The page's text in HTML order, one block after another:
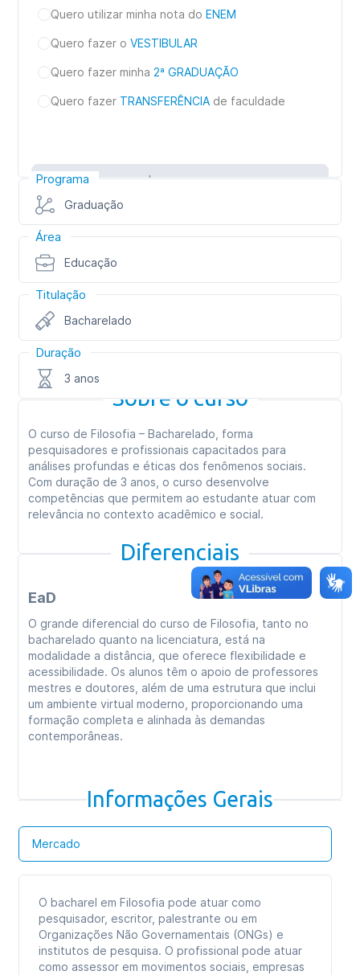
Programa
Graduação
Área
Educação
Titulação
Bacharelado
Duração
3 anos
Sobre o curso
O curso de Filosofia – Bacharelado, forma
pesquisadores e profissionais capacitados para
análises profundas e éticas dos fenômenos sociais.
Com duração de 3 anos, o curso desenvolve
competências que permitem ao estudante atuar com
relevância no contexto acadêmico e social.
Diferenciais
EaD
O grande diferencial do curso de Filosofia, tanto no
bacharelado quanto na licenciatura, está na
modalidade a distância, que oferece flexibilidade e
acessibilidade. Os alunos têm o apoio de professores
mestres e doutores, além de uma estrutura que inclui
um ambiente virtual moderno, proporcionando uma
formação completa e alinhada às demandas
contemporâneas.
Informações Gerais
Mercado
O bacharel em Filosofia pode atuar como
pesquisador, escritor, palestrante ou em
Organizações Não Governamentais (ONGs) e
institutos de pesquisa. O profissional pode atuar
como assessor em movimentos sociais, empresas
Quero utilizar minha nota doENEM
Quero fazer oVESTIBULAR
Quero fazer minha 2ª GRADUAÇÃO
Quero fazer TRANSFERÊNCIA de faculdade
Inscreva-se